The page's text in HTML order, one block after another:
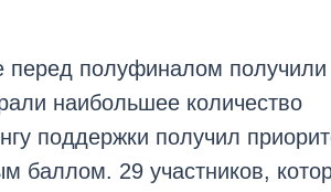
перед полуфиналом получили
наибольшее количество
поддержки получил
баллом. 29 участников,